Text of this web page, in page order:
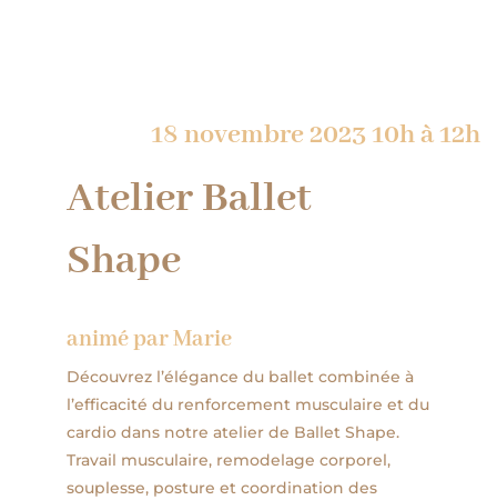
18 novembre 2023 10h à 12h
Atelier Ballet
Shape
animé par Marie
Découvrez l’élégance du ballet combinée à
l’efficacité du renforcement musculaire et du
cardio dans notre atelier de Ballet Shape.
Travail musculaire, remodelage corporel,
souplesse, posture et coordination des